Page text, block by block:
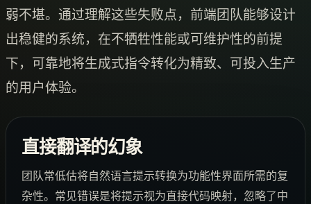
弱不堪。通过理解这些失败点，前端团队能够设计
出稳健的系统，在不牺牲性能或可维护性的前提
下，可靠地将生成式指令转化为精致、可投入生产
的用户体验。
直接翻译的幻象
团队常低估将自然语言提示转换为功能性界面所需的复
杂性。常见错误是将提示视为直接代码映射，忽略了中